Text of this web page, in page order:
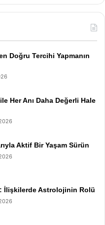
Doğru Tercihi Yapmanın
Her Anı Daha Değerli Hale
Aktif Bir Yaşam Sürün
İlişkilerde Astrolojinin Rolü